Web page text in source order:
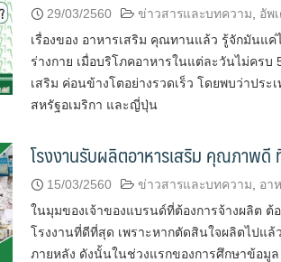
29/03/2560 ข่าวสารและบทความ
อัพ
เรื่องของ อาหารเสริม คุณทานแล้ว รู้จักมันแค่
ร่างกาย เมื่อบริโภคอาหารในแต่ละวันไม่ครบ
เสริม ค่อนข้างโตอย่างรวดเร็ว โดยพบว่าประ
สหรัฐอเมริกา และญี่ปุ่น
โรงงานรับผลิตอาหารเสริม คุณภาพดี
15/03/2560 ข่าวสารและบทความ
อา
ในมุมของเจ้าของแบรนด์ที่ต้องการจ้างผลิต
โรงงานที่ดีที่สุด เพราะหากตัดสินใจผลิตไปแล้
ภายหลัง ดังนั้นในช่วงแรกของการศึกษาข้อมู